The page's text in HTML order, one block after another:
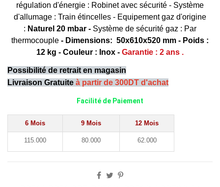
régulation d'énergie : Robinet avec sécurité - Système
d'allumage : Train étincelles - Equipement gaz d'origine
: Naturel 20 mbar - Système de sécurité gaz : Par
thermocouple - Dimensions: 50x610x520 mm - Poids :
12 kg - Couleur : Inox - Garantie : 2 ans .
Possibilité de retrait en magasin
Livraison Gratuite à partir de 300DT d'achat
Facilité de Paiement
6 Mois 9 Mois 12 Mois
115.000 80.000 62.000